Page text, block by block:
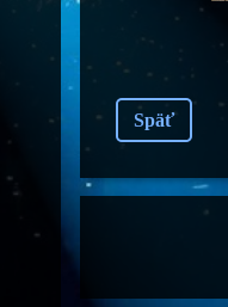
Späť